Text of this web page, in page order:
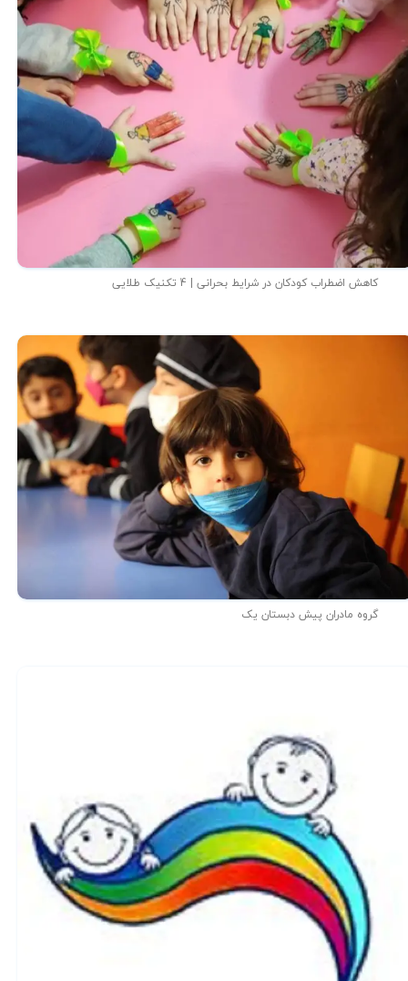
کاهش اضطراب کودکان در شرایط بحرانی | 4 تکنیک طلایی
گروه مادران پیش دبستان یک